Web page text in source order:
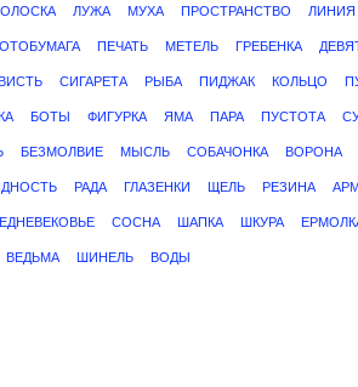
ЛУЖА МУХА ПРОСТРАНСТВО ЛИНИЯ
ПЕЧАТЬ МЕТЕЛЬ ГРЕБЕНКА
СИГАРЕТА РЫБА ПИДЖАК КОЛЬЦО
БОТЫ ФИГУРКА ЯМА ПАРА ПУСТОТА
БЕЗМОЛВИЕ МЫСЛЬ СОБАЧОНКА ВОРОНА
РАДА ГЛАЗЕНКИ ЩЕЛЬ РЕЗИНА
СОСНА ШАПКА ШКУРА
ВЕДЬМА ШИНЕЛЬ ВОДЫ